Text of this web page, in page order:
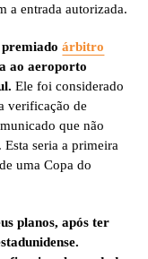
a entrada autorizada.
premiadoárbitro
ao aeroporto
Ele foi considerado
verificação de
que não
seria a primeira
uma Copa do
planos, após ter